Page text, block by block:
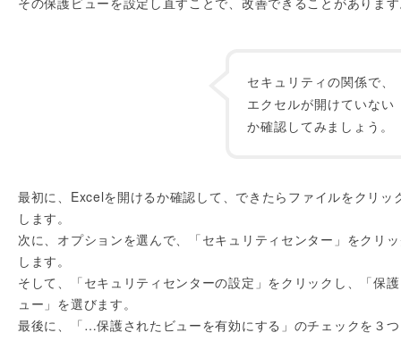
セキュリティの関係で、
エクセルが開けていない
か確認してみましょう。
最初に、Excelを開けるか確認して、できたらファイルをクリッ
します。
次に、オプションを選んで、「セキュリティセンター」をクリ
します。
そして、「セキュリティセンターの設定」をクリックし、「保
ュー」を選びます。
最後に、「…保護されたビューを有効にする」のチェックを３